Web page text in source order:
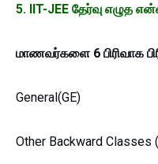
5. IIT-JEE தேர்வு எழுத
மாணவர்களை 6 பிரிவாக
General(GE)
Other Backward Classes